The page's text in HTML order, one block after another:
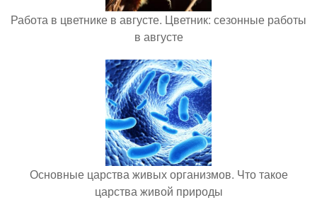
Работа в цветнике в августе. Цветник: сезонные работы
в августе
Основные царства живых организмов. Что такое
царства живой природы